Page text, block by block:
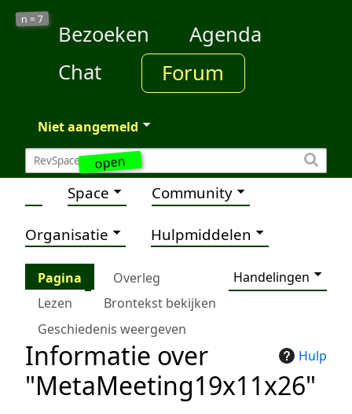
open
n =7
Bezoeken
Agenda
Chat
Forum
Niet aangemeld
Space Community
Organisatie Hulpmiddelen
Pagina Overleg
Handelingen
Lezen
Brontekst bekijken
Geschiedenis weergeven
Hulp
Informatie over
"MetaMeeting19x11x26"